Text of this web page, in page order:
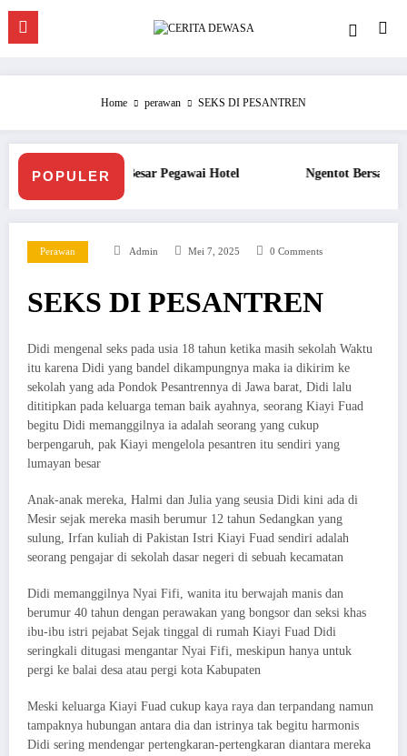
content
Home perawan SEKS DI PESANTREN
POPULERNgentot Bersama Perawan Montok Berjilbab
Perawan Admin Mei 7, 2025 0 Comments
SEKS DI PESANTREN
Didi mengenal seks pada usia 18 tahun ketika masih sekolah Waktu
itu karena Didi yang bandel dikampungnya maka ia dikirim ke
sekolah yang ada Pondok Pesantrennya di Jawa barat, Didi lalu
dititipkan pada keluarga teman baik ayahnya, seorang Kiayi Fuad
begitu Didi memanggilnya ia adalah seorang yang cukup
berpengaruh, pak Kiayi mengelola pesantren itu sendiri yang
lumayan besar
Anak-anak mereka, Halmi dan Julia yang seusia Didi kini ada di
Mesir sejak mereka masih berumur 12 tahun Sedangkan yang
sulung, Irfan kuliah di Pakistan Istri Kiayi Fuad sendiri adalah
seorang pengajar di sekolah dasar negeri di sebuah kecamatan
Didi memanggilnya Nyai Fifi, wanita itu berwajah manis dan
berumur 40 tahun dengan perawakan yang bongsor dan seksi khas
ibu-ibu istri pejabat Sejak tinggal di rumah Kiayi Fuad Didi
seringkali ditugasi mengantar Nyai Fifi, meskipun hanya untuk
pergi ke balai desa atau pergi kota Kabupaten
Meski keluarga Kiayi Fuad cukup kaya raya dan terpandang namun
tampaknya hubungan antara dia dan istrinya tak begitu harmonis
Didi sering mendengar pertengkaran-pertengkaran diantara mereka